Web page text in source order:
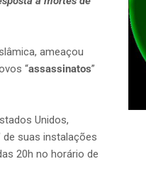
ameaçou
“assassinatos”
Unidos,
de suas instalações
20h no horário de